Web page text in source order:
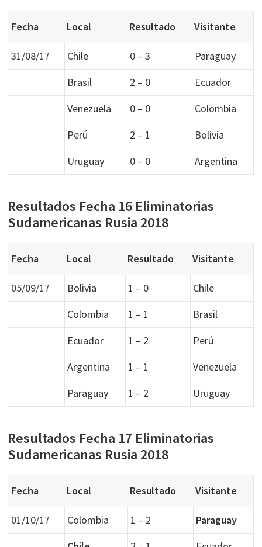
Fecha Local Resultado Visitante
31/08/17 Chile 0 – 3
Paraguay
Brasil
2 – 0
Ecuador
Venezuela
0 – 0
Colombia
Perú
2 – 1
Bolivia
Uruguay
0 – 0 Argentina
Resultados Fecha 16 Eliminatorias
Sudamericanas Rusia 2018
Fecha Local Resultado Visitante
05/09/17 Bolivia 1 – 0
Chile
Colombia
1 – 1
Brasil
Ecuador
1 – 2
Perú
Argentina
1 – 1
Venezuela
Paraguay
1 – 2 Uruguay
Resultados Fecha 17 Eliminatorias
Sudamericanas Rusia 2018
Fecha Local Resultado Visitante
01/10/17 Colombia 1 – 2
Paraguay